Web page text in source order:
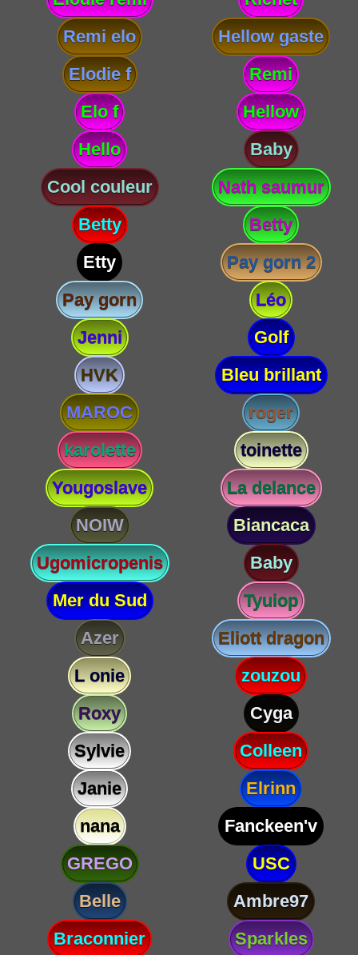
Remi elo
Hellow gaste
Elodie f
Remi
Elo f
Hellow
Hello
Baby
Cool couleur
Nath saumur
Betty
Betty
Etty
Pay gorn 2
Pay gorn
Léo
Jenni
Golf
HVK
Bleu brillant
MAROC
roger
karolette
toinette
Yougoslave
La delance
NOIW
Biancaca
Ugomicropenis
Baby
Mer du Sud
Tyuiop
Azer
Eliott dragon
L onie
zouzou
Roxy
Cyga
Sylvie
Colleen
Janie
Elrinn
nana
Fanckeen'v
GREGO
USC
Belle
Ambre97
Braconnier
Sparkles